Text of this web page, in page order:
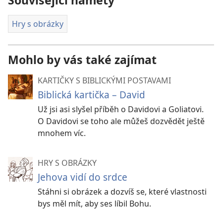
Hry s obrázky
Mohlo by vás také zajímat
KARTIČKY S BIBLICKÝMI POSTAVAMI
Biblická kartička – David
Už jsi asi slyšel příběh o Davidovi a Goliatovi.
O Davidovi se toho ale můžeš dozvědět ještě
mnohem víc.
HRY S OBRÁZKY
Jehova vidí do srdce
Stáhni si obrázek a dozvíš se, které vlastnosti
bys měl mít, aby ses líbil Bohu.